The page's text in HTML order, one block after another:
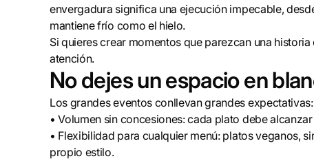
envergadura significa una ejecución impecable,
mantiene frío como el hielo.
Si quieres crear momentos que parezcan una
atención.
No dejes un espacio en
Los grandes eventos conllevan grandes expectativas:
• Volumen sin concesiones: cada plato debe
• Flexibilidad para cualquier menú: platos veganos,
propio estilo.